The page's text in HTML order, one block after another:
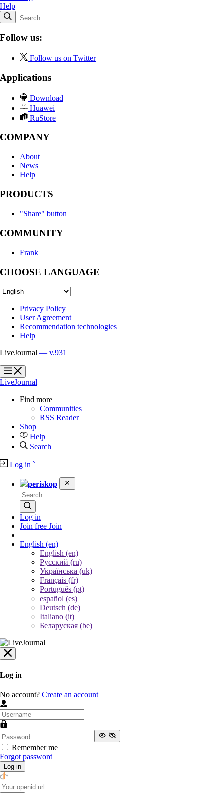
Help
Follow us:
Follow us on Twitter
Applications
Download
Huawei
RuStore
COMPANY
About
News
Help
PRODUCTS
"Share" button
COMMUNITY
Frank
CHOOSE LANGUAGE
Privacy Policy
User Agreement
Recommendation technologies
Help
LiveJournal — v.931
?
?
LiveJournal
Find more
Communities
RSS Reader
Shop
Help
Search
Log in `
periskop
Log in
Join free Join
English (en)
English (en)
Русский (ru)
Українська (uk)
Français (fr)
Português (pt)
español (es)
Deutsch (de)
Italiano (it)
Беларуская (be)
Log in
No account? Create an account
Remember me
Forgot password
Log in